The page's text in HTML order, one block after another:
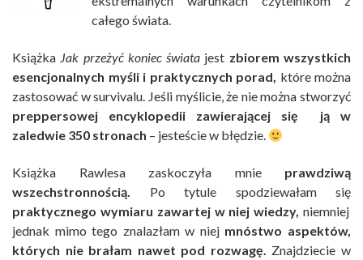
całego świata.
Książka Jak przeżyć koniec świata jest zbiorem wszystkich
esencjonalnych myśli i praktycznych porad, które można
zastosować w survivalu. Jeśli myślicie, że nie można stworzyć
preppersowej encyklopedii zawierającej się ją w
zaledwie 350 stronach – jesteście w błędzie.
Książka Rawlesa zaskoczyła mnie prawdziwą
wszechstronnością. Po tytule spodziewałam się
praktycznego wymiaru zawartej w niej wiedzy, niemniej
jednak mimo tego znalazłam w niej mnóstwo aspektów,
których nie brałam nawet pod rozwagę. Znajdziecie w